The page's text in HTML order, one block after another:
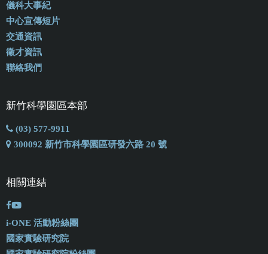
儀科大事紀
中心宣傳短片
交通資訊
徵才資訊
聯絡我們
新竹科學園區本部
(03) 577-9911
300092 新竹市科學園區研發六路 20 號
相關連結
i-ONE 活動粉絲團
國家實驗研究院